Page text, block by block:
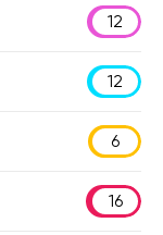
12
12
6
16